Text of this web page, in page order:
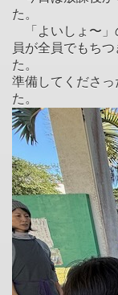
た。
「よいしょ〜」
員が全員でもち
た。
準備してくださ
た。